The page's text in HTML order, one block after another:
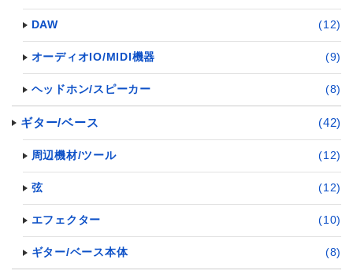
DAW (12)
オーディオIO/MIDI機器 (9)
ヘッドホン/スピーカー (8)
ギター/ベース (42)
周辺機材/ツール (12)
弦 (12)
エフェクター (10)
ギター/ベース本体 (8)